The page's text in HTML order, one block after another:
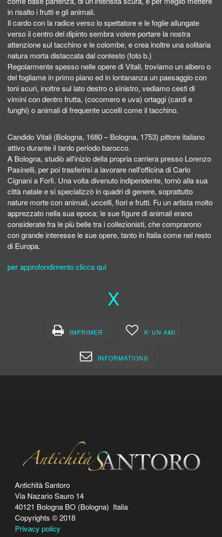
in risalto i frutti e gli animali.
Il cardo con la radice verso lo spettatore e le foglie allungate
verso il centro del dipinto sembra volere portare la nostra
attenzione sul tacchino e le colombe, e crea inoltre una solitaria
natura morta distaccata dal contesto (foto b.)
Regolarmente spesso nelle opere di Vitali, troviamo un albero o
del fogliame in primo piano ed in lontananza un paesaggio con
toni scuri, inoltre sul lato destro o sinistro, vediamo cesti di
vimini con dentro frutta, (cocomero e uva) ortaggi (cardi e
funghi) o animali di frequente uccelli come il tacchino.
Candido Vitali (Bologna, 1680 – Bologna, 1753) pittore italiano
attivo durante il tardo periodo barocco.
A Bologna, studiò all'inizio della propria carriera presso Lorenzo
Pasinelli, per poi trasferirsi a lavorare nell'officina di Carlo
Cignani a Forlì. Una volta divenuto indipendente, tornò alla sua
città natale e si specializzò in quadri di genere, soprattutto
nature morte con animali, uccelli, fiori e frutti. Fu un artista molto
apprezzato nella sua epoca; le sue figure di animali erano
considerate fra le più belle tra i collezionisti, che comprarono
con grande interesse le sue opere, tanto in Italia come nel resto
di Europa.
per approfondimento clicca qui
X
IMPRIMER A' UN AMI
INFORMATIONS
Antichità Santoro
Via Nazario Sauro 14
40121 Bologna BO (Bologna) Italia
Copyrights © 2018
Privacy policy